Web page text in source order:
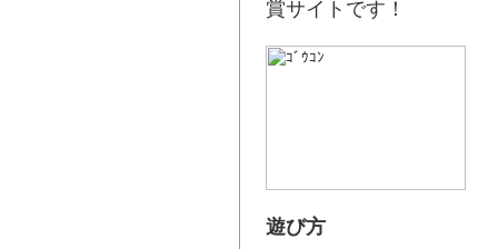
賞サイトです！
遊び方